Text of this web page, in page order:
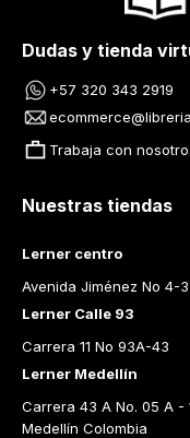
Dudas y tienda
+57 320 343 2919
Trabaja con
Nuestras tiendas
Lerner centro
Avenida Jiménez No 4-
Lerner Calle 93
Carrera 11 No 93A-43
Lerner Medellín
Carrera 43 A No. 05 A -
Medellín Colombia